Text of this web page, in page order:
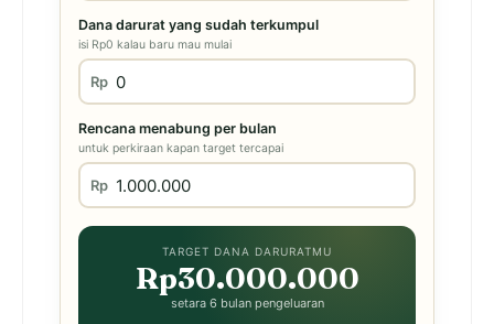
Dana darurat yang sudah terkumpul
isi Rp0 kalau baru mau mulai
Rp
Rencana menabung per bulan
untuk perkiraan kapan target tercapai
Rp
TARGET DANA DARURATMU
Rp30.000.000
setara 6 bulan pengeluaran